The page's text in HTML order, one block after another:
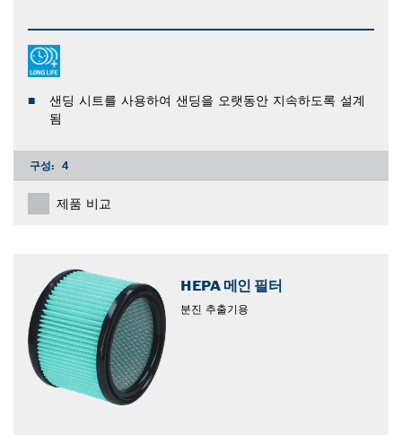
샌딩 시트를 사용하여 샌딩을 오랫동안 지속하도록 설계
됨
구성: 4
제품 비교
HEPA 메인 필터
분진 추출기용